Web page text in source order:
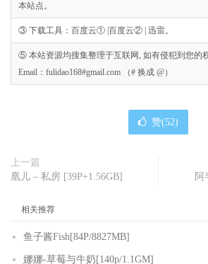
本站点。
③ 下载工具：百度云① |百度云② | 迅雷。
⑤ 本站资源均搜集整理于互联网, 如有侵犯到您的
Email：fulidao168#gmail.com （# 换成 @）
赞(52)
上一篇
凰儿 – 私房 [39P+1.56GB]
阿
相关推荐
鱼子酱Fish[84P/8827MB]
娜娜-草莓与牛奶[140p/1.1GM]